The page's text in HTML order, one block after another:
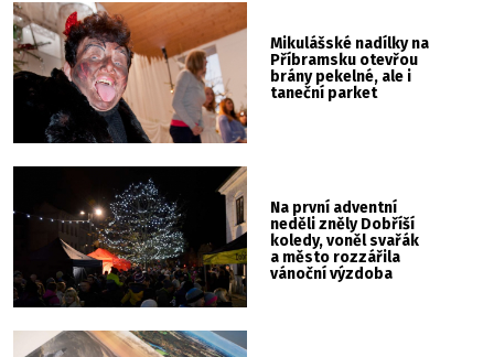
Mikulášské nadílky na
Příbramsku otevřou
brány pekelné, ale i
taneční parket
Na první adventní
neděli zněly Dobříší
koledy, voněl svařák
a město rozzářila
vánoční výzdoba